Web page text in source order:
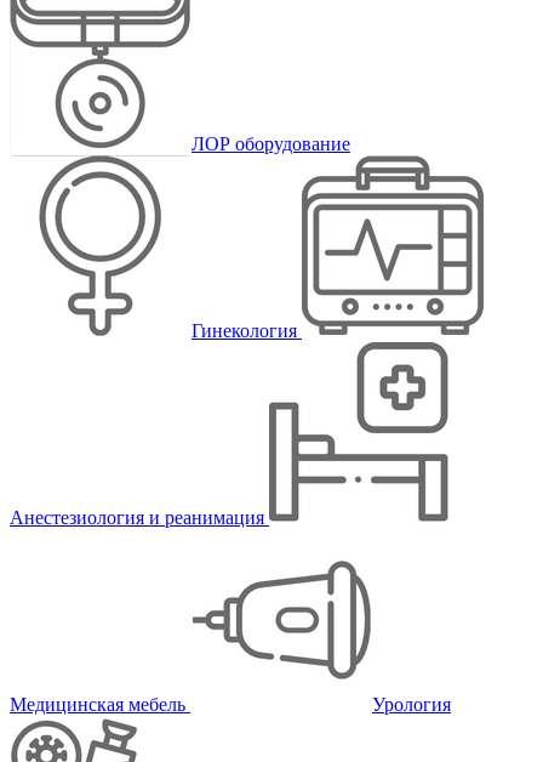
ЛОР оборудование
Гинекология
Анестезиология и реанимация
Медицинская мебель Урология